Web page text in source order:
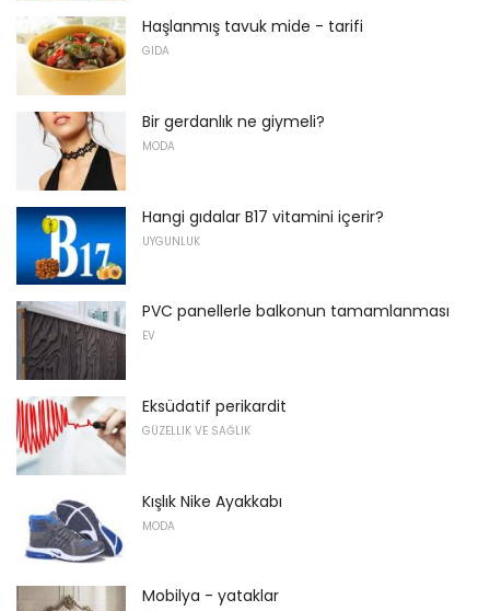
Haşlanmış tavuk mide - tarifi
GIDA
Bir gerdanlık ne giymeli?
MODA
Hangi gıdalar B17 vitamini içerir?
UYGUNLUK
PVC panellerle balkonun tamamlanması
EV
Eksüdatif perikardit
GÜZELLIK VE SAĞLIK
Kışlık Nike Ayakkabı
MODA
Mobilya - yataklar